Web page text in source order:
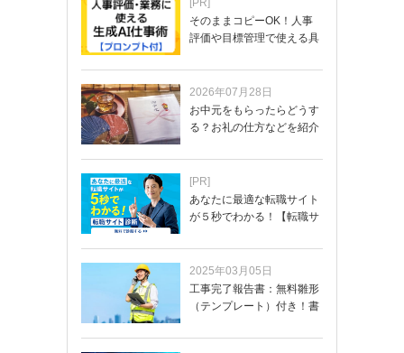
[PR]
そのままコピーOK！人事
評価や目標管理で使える具
2026年07月28日
お中元をもらったらどうす
る？お礼の仕方などを紹介
[PR]
あなたに最適な転職サイト
が５秒でわかる！【転職サ
2025年03月05日
工事完了報告書：無料雛形
（テンプレート）付き！書